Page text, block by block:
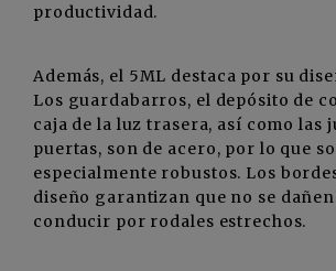
productividad.
Además, el 5ML destaca por su
Los guardabarros, el depósito de
caja de la luz trasera, así como las
puertas, son de acero, por lo que
especialmente robustos. Los
diseño garantizan que no se
conducir por rodales estrechos.